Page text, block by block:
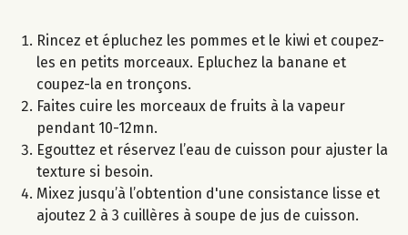
Rincez et épluchez les pommes et le kiwi et coupez-
les en petits morceaux. Epluchez la banane et
coupez-la en tronçons.
Faites cuire les morceaux de fruits à la vapeur
pendant 10-12mn.
Egouttez et réservez l’eau de cuisson pour ajuster la
texture si besoin.
Mixez jusqu’à l’obtention d'une consistance lisse et
ajoutez 2 à 3 cuillères à soupe de jus de cuisson.